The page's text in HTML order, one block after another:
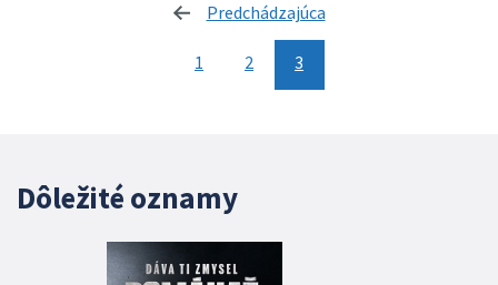
Predchádzajúca
1 2 3
Dôležité oznamy